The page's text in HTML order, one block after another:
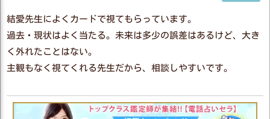
結愛先生によくカードで視てもらっています。
過去・現状はよく当たる。未来は多少の誤差はあるけど、大き
く外れたことはない。
主観もなく視てくれる先生だから、相談しやすいです。